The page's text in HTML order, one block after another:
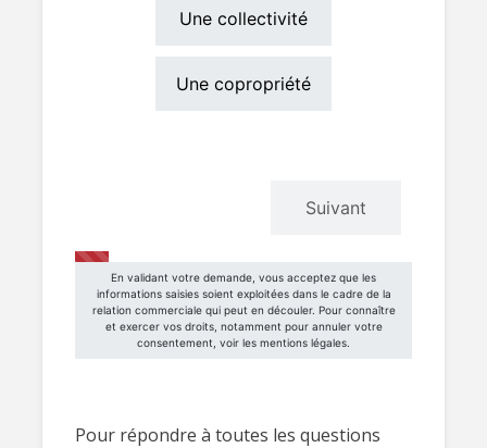
Pour répondre à toutes les questions